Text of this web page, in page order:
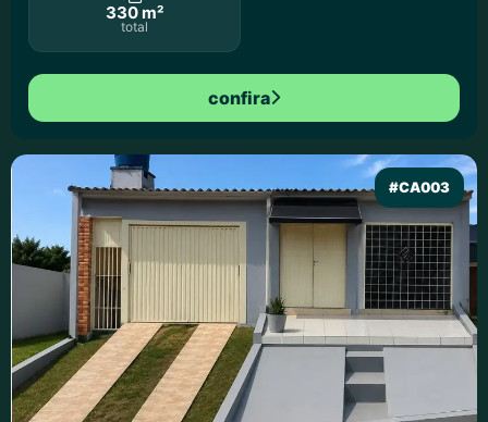
330 m²
total
confira
#CA003